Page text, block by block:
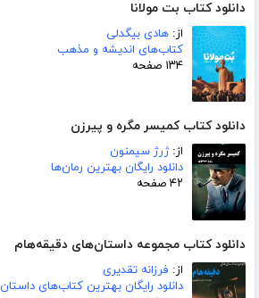
دانلود کتاب بت مولانا
از: هادی بیگدلی
کتاب‌های اندیشه و مذهب
۱۳۴ صفحه
دانلود کتاب کمیسر مگره و پیرزن
از:ژرژ سیمنون
دانلود رایگان بهترین رمان‌ها
۴۲ صفحه
دانلود کتاب مجموعه داستان‌های دقیقه‌هام
از: فرزانه تقدیری
دانلود رایگان بهترین کتاب‌های داستان